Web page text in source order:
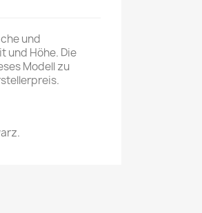
und
und Höhe. Die
Modell zu